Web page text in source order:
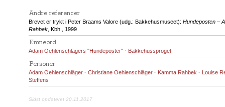
Andre referencer
Brevet er trykt i Peter Braams Valore (udg.: Bakkehusmuseet): Hundeposten –
Rahbek , Kbh., 1999
Emneord
Adam Oehlenschlägers "Hundeposter" · Bakkehussproget
Personer
Adam Oehlenschläger · Christiane Oehlenschläger · Kamma Rahbek · Louise
Steffens
Sidst opdateret 20.11.2017